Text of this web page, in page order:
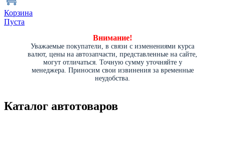
Корзина
Пуста
Внимание!
Уважаемые покупатели, в связи с изменениями курса
валют, цены на автозапчасти, представленные на сайте,
могут отличаться. Точную сумму уточняйте у
менеджера. Приносим свои извинения за временные
неудобства.
Каталог автотоваров